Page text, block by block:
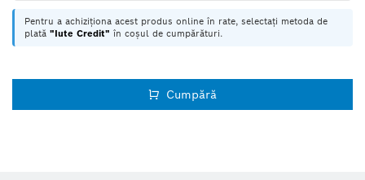
Pentru a achiziționa acest produs online în rate, selectați metoda de
plată "Iute Credit" în coșul de cumpărături.
Cumpără